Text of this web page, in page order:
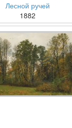
Лесной ручей
1882